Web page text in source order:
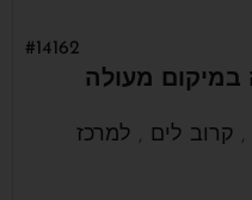
מעולה
#14162
קרוב לים , למרכז